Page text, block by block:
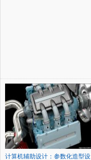
计算机辅助设计：参数化造型设